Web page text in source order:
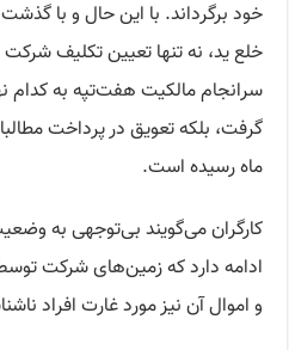
خلع ید، نه تنها تعیین تکلیف
سرانجام مالکیت هفت‌تپه به کدام
ماه رسیده است.
کارگران می‌گویند بی‌توجهی به
ادامه دارد که زمین‌های شرکت
و اموال آن نیز مورد غارت افراد